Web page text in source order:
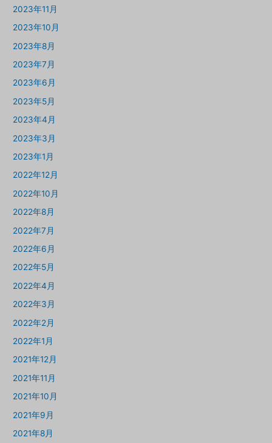
2023年11月
2023年10月
2023年8月
2023年7月
2023年6月
2023年5月
2023年4月
2023年3月
2023年1月
2022年12月
2022年10月
2022年8月
2022年7月
2022年6月
2022年5月
2022年4月
2022年3月
2022年2月
2022年1月
2021年12月
2021年11月
2021年10月
2021年9月
2021年8月